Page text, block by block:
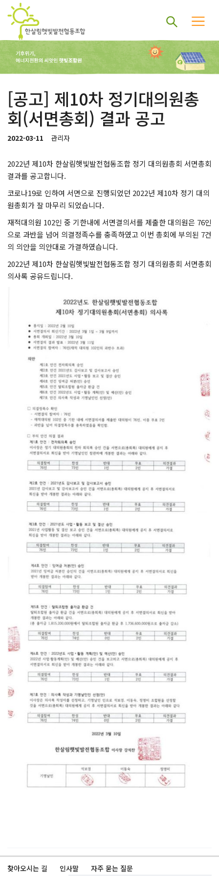
[공고] 제10차 정기대의원총
회(서면총회) 결과 공고
2022-03-11 관리자
2022년 제10차 한살림햇빛발전협동조합 정기 대의원총회 서면총회
결과를 공고합니다.
코로나19로 인하여 서면으로 진행되었던 2022년 제10차 정기 대의
원총회가 잘 마무리 되었습니다.
재적대의원 102인 중 기한내에 서면결의서를 제출한 대의원은 76인
으로 과반을 넘어 의결정족수를 충족하였고 이번 총회에 부의된 7건
의 의안을 의안대로 가결하였습니다.
2022년 제10차 한살림햇빛발전협동조합 정기 대의원총회 서면총회
의사록 공유드립니다.
찾아오시는 길 인사말 자주 묻는 질문